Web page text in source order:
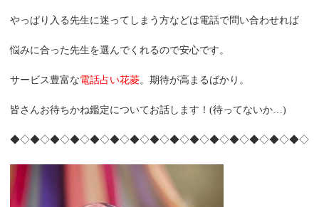
やっぱり入る先生に迷ってしまう方などは電話で問い合わせれば
悩みに合った先生を選んでくれるので安心です。
サービス豊富な電話占い花菱。期待が高まるばかり。
皆さんお待ちかね鑑定についてお話します！(待ってないか…)
◆◇◆◇◆◇◆◇◆◇◆◇◆◇◆◇◆◇◆◇◆◇◆◇◆◇◆◇◆◇